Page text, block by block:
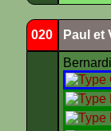
020 Paul et